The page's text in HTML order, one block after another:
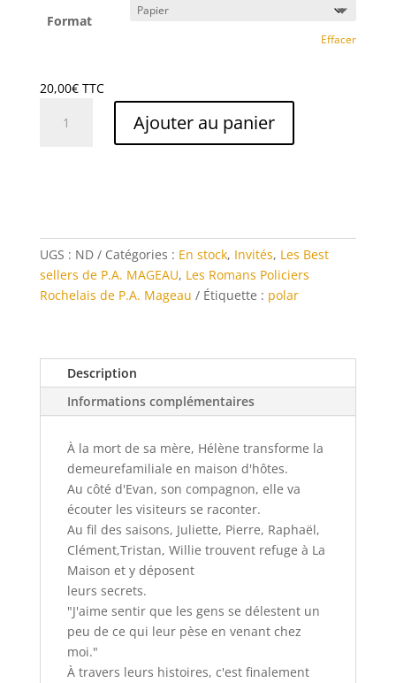
Format
Effacer
20,00€ TTC
Ajouter au panier
UGS : ND Catégories : En stock, Invités, Les Best
sellers de P.A. MAGEAU, Les Romans Policiers
Rochelais de P.A. Mageau
Étiquette : polar
Description
Informations complémentaires
À la mort de sa mère, Hélène transforme la
demeurefamiliale en maison d'hôtes.
Au côté d'Evan, son compagnon, elle va
écouter les visiteurs se raconter.
Au fil des saisons, Juliette, Pierre, Raphaël,
Clément,Tristan, Willie trouvent refuge à La
Maison et y déposent
leurs secrets.
"J'aime sentir que les gens se délestent un
peu de ce qui leur pèse en venant chez
moi."
À travers leurs histoires, c'est finalement